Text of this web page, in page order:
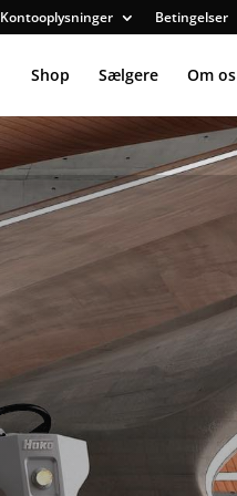
Kontooplysninger Betingelser
Shop Sælgere Om os